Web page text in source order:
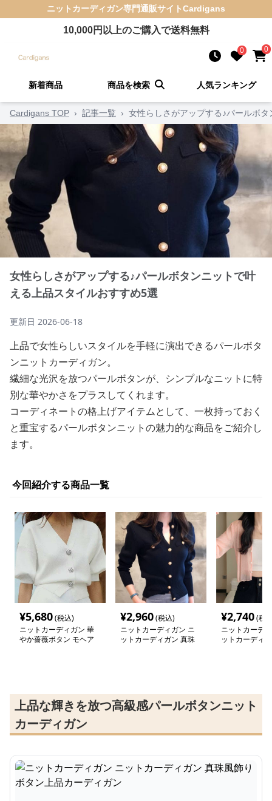
ニットカーディガン専門通販サイトCardigans
10,000円以上のご購入で送料無料
0 0
新着商品 商品を検索 人気ランキング
Cardigans TOP › 記事一覧 › 女性らしさがアップする♪パールボ
女性らしさがアップする♪パールボタンニットで叶
える上品スタイルおすすめ5選
更新日 2026-06-18
上品で女性らしいスタイルを手軽に演出できるパールボタ
ンニットカーディガン。
繊細な光沢を放つパールボタンが、シンプルなニットに特
別な華やかさをプラスしてくれます。
コーディネートの格上げアイテムとして、一枚持っておく
と重宝するパールボタンニットの魅力的な商品をご紹介し
ます。
今回紹介する商品一覧
¥5,680(税込)
ニットカーディガン 華
やか薔薇ボタン モヘア
¥2,960(税込)
ニットカーディガン ニ
ットカーディガン 真珠
¥2,740(税
ニットカーデ
ットカーディ
上品な輝きを放つ高級感パールボタンニット
カーディガン